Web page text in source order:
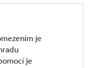
je
je